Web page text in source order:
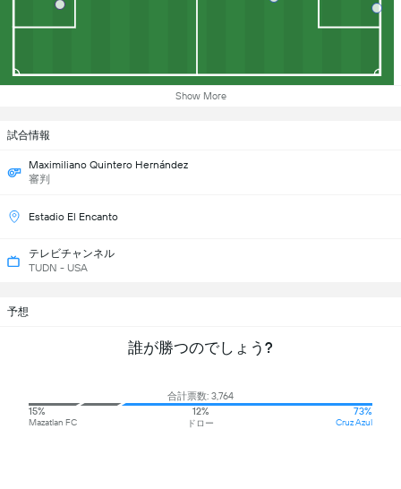
Show More
試合情報
Maximiliano Quintero Hernández
審判
Estadio El Encanto
テレビチャンネル
TUDN - USA
予想
誰が勝つのでしょう?
合計票数: 3,764
15%
Mazatlan FC
12%
ドロー
73%
Cruz Azul